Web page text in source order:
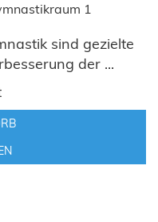
1
sind gezielte
der ...